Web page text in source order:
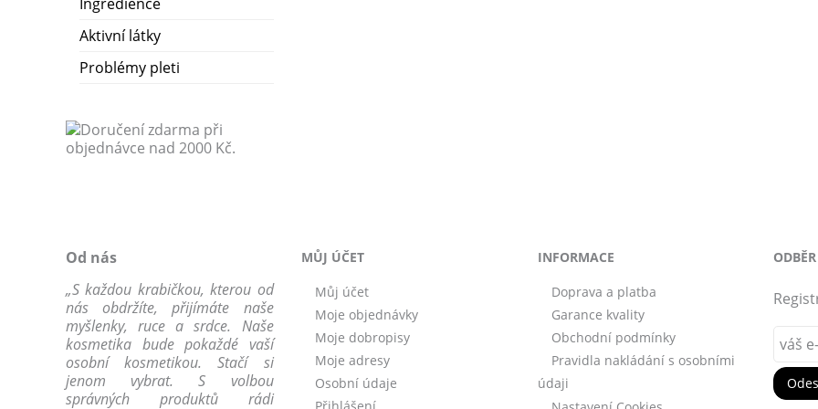
Aktivní látky
Problémy pleti
Od nás
„S každou krabičkou, kterou od
nás obdržíte, přijímáte naše
myšlenky, ruce a srdce. Naše
kosmetika bude pokaždé vaší
osobní kosmetikou. Stačí si
jenom vybrat. S volbou
správných produktů rádi
MŮJ ÚČET
Můj účet
Moje objednávky
Moje dobropisy
Moje adresy
Osobní údaje
INFORMACE
Doprava a platba
Garance kvality
Obchodní podmínky
Pravidla nakládání s osobními
údaji